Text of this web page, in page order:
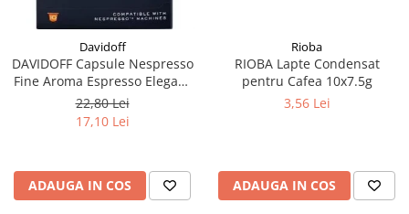
Davidoff
DAVIDOFF Capsule Nespresso
Fine Aroma Espresso Elegant
& Fragrant 10x5.5g
22,80 Lei
17,10 Lei
ADAUGA IN COS
Rioba
RIOBA Lapte Condensat
pentru Cafea 10x7.5g
3,56 Lei
ADAUGA IN COS